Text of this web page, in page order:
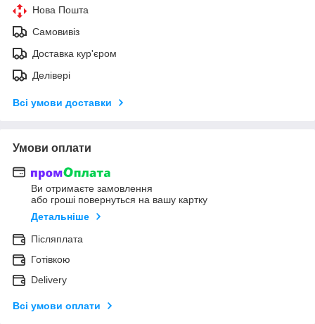
Нова Пошта
Самовивіз
Доставка кур'єром
Делівері
Всі умови доставки
Умови оплати
Ви отримаєте замовлення
або гроші повернуться на вашу картку
Детальніше
Післяплата
Готівкою
Delivery
Всі умови оплати